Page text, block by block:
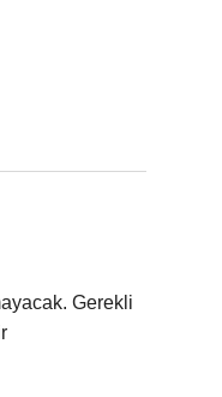
Gerekli